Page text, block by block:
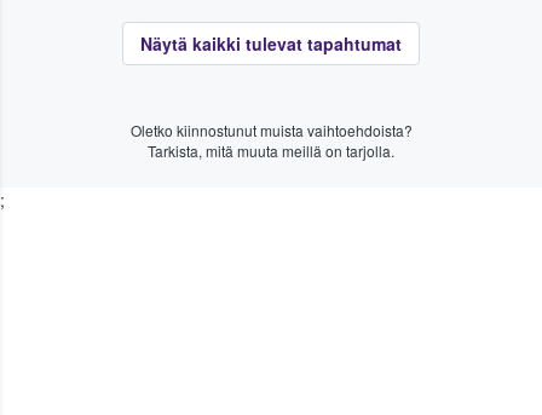
Näytä kaikki tulevat tapahtumat
Oletko kiinnostunut muista vaihtoehdoista?
Tarkista, mitä muuta meillä on tarjolla.
;